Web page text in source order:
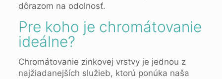
dôrazom na odolnosť.
Pre koho je chromátovanie
ideálne?
Chromátovanie zinkovej vrstvy je jednou z
najžiadanejších služieb, ktorú ponúka naša